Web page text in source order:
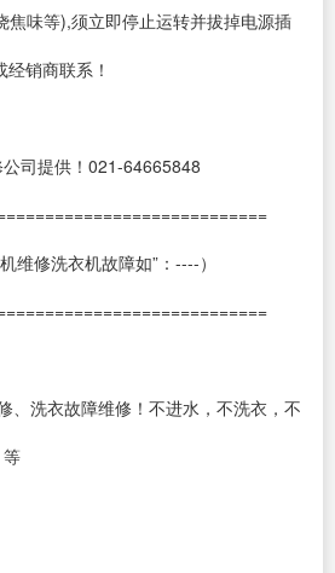
焦味等),须立即停止运转并拔掉电源插
销商联系！
司提供！021-64665848
修洗衣机故障如”：----）
、洗衣故障维修！不进水，不洗衣，不